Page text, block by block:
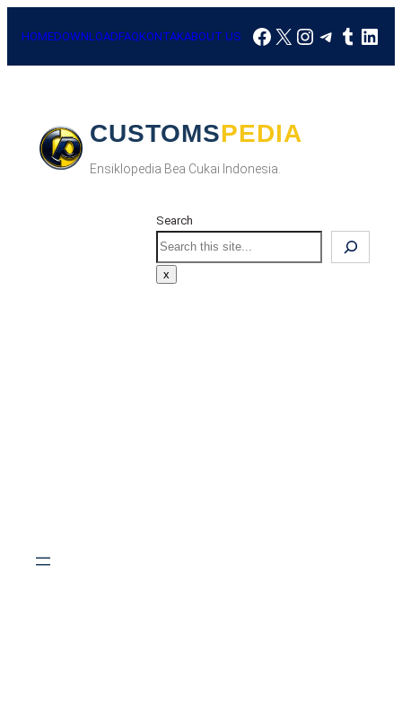
HOMEDOWNLOADFAQKONTAKABOUT US Facebook
X Instagram
CUSTOMSPEDIA
Ensiklopedia Bea Cukai Indonesia.
Search
Search
x